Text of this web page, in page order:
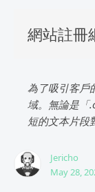
網站註冊
為了吸引客戶
域。無論是「
短的文本片段
Jericho
May 28,